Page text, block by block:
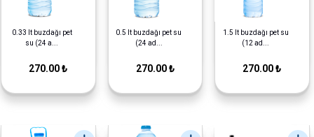
0.33 lt buzdağı pet
su (24 a...
270.00 ₺
0.5 lt buzdağı pet su
(24 ad...
270.00 ₺
1.5 lt buzdağı pet su
(12 ad...
270.00 ₺